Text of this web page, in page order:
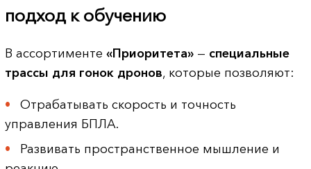
подход к обучению
В ассортименте«Приоритета» — специальные
трассы для гонок дронов, которые позволяют:
Отрабатывать скорость и точность
управления БПЛА.
Развивать пространственное мышление и